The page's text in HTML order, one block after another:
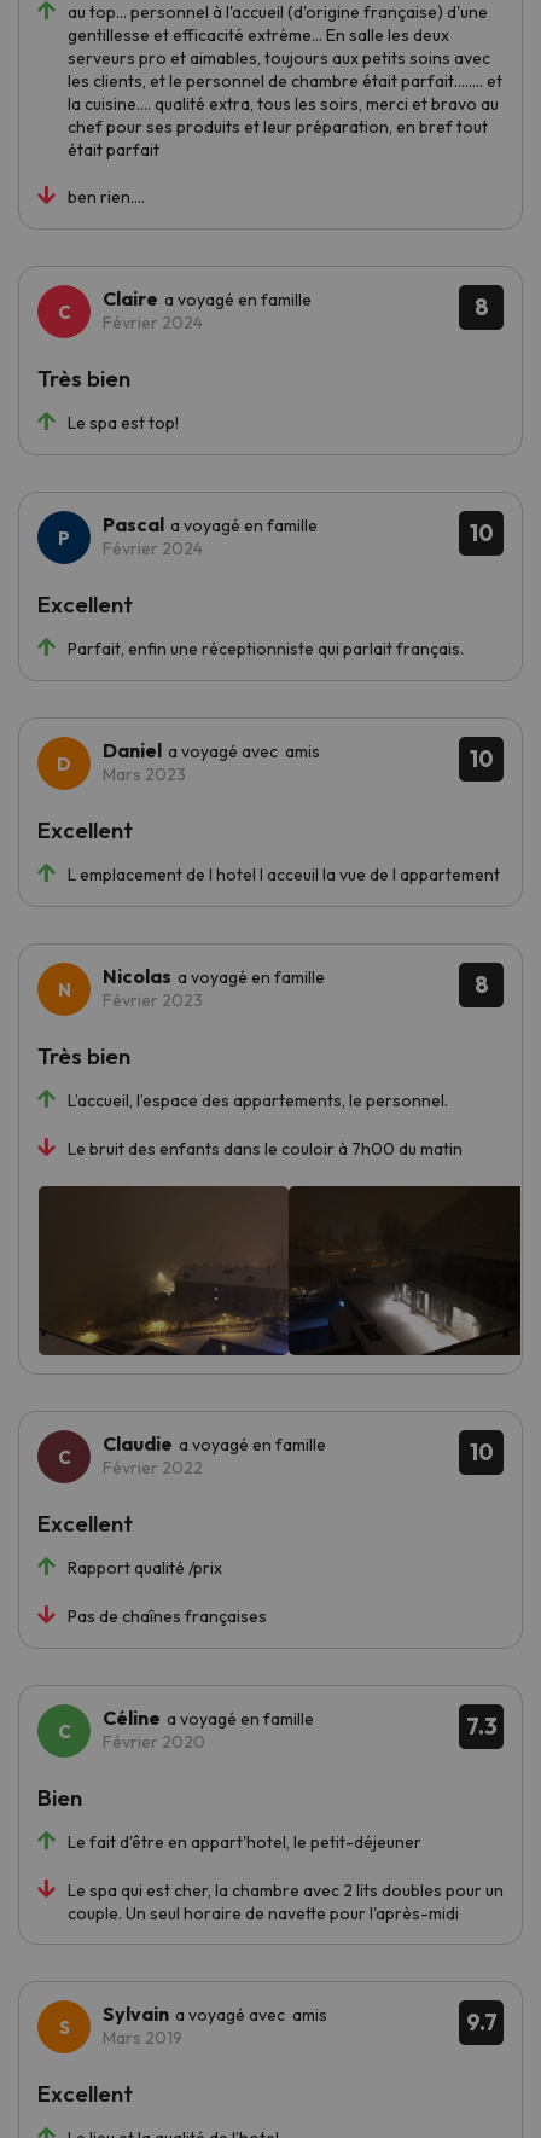
au top... personnel à l'accueil (d'origine française) d'une
gentillesse et efficacité extrème... En salle les deux
serveurs pro et aimables, toujours aux petits soins avec
les clients, et le personnel de chambre était parfait........ et
la cuisine.... qualité extra, tous les soirs, merci et bravo au
chef pour ses produits et leur préparation, en bref tout
était parfait
ben rien....
8
Claire a voyagé en famille
Février 2024
Le spa est top!
Très bien
10
Pascal a voyagé en famille
Février 2024
Parfait, enfin une réceptionniste qui parlait français.
Excellent
10
Daniel a voyagé avec amis
Mars 2023
L emplacement de l hotel l acceuil la vue de l appartement
Excellent
8
Nicolas a voyagé en famille
Février 2023
L’accueil, l’espace des appartements, le personnel.
Le bruit des enfants dans le couloir à 7h00 du matin
Très bien
10
Claudie a voyagé en famille
Février 2022
Rapport qualité /prix
Pas de chaînes françaises
Excellent
7.3
Céline a voyagé en famille
Février 2020
Le fait d'être en appart'hotel, le petit-déjeuner
Le spa qui est cher, la chambre avec 2 lits doubles pour un
couple. Un seul horaire de navette pour l'après-midi
Bien
9.7
Sylvain a voyagé avec amis
Mars 2019
Excellent